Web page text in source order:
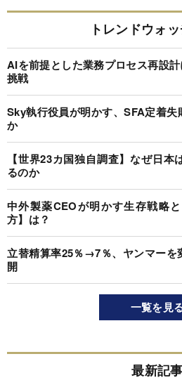
トレンドウォ
AIを前提とした業務プロセス再設
挑戦
Sky執行役員が明かす、SFA定着
か
【世界23カ国独自調査】なぜ日
るのか
中外製薬CEOが明かす生存戦略
方】は？
立替精算率25％→7％、ヤンマーを
開
一覧を見
最新記事